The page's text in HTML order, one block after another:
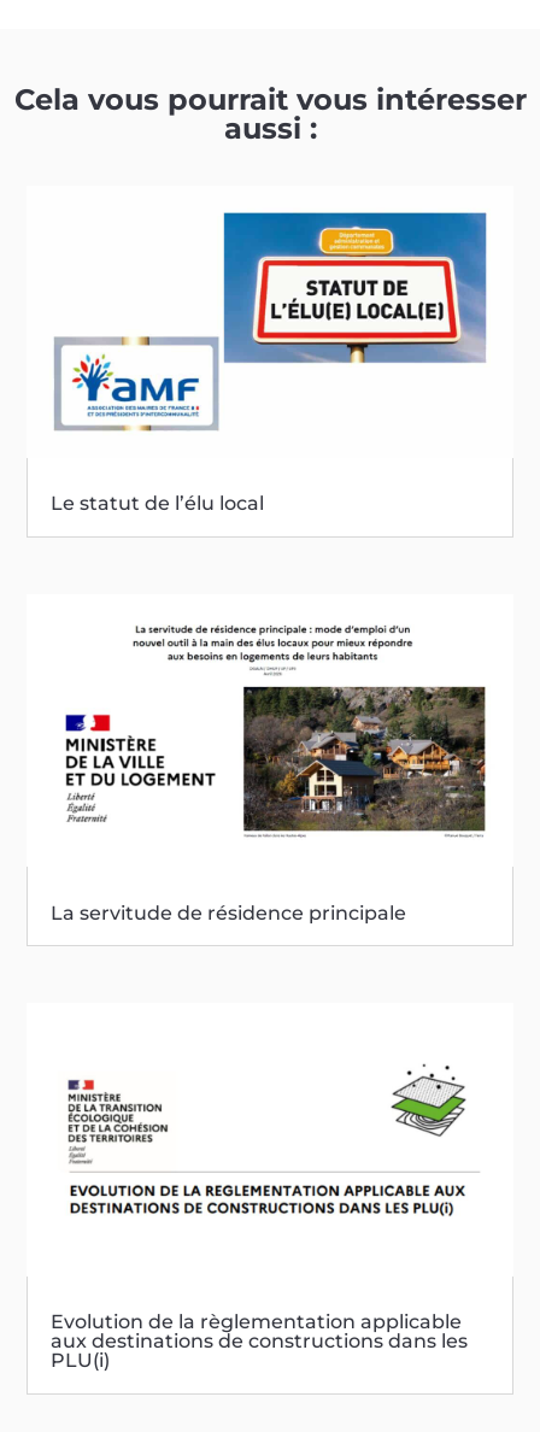
Cela vous pourrait vous intéresser
aussi :
Le statut de l’élu local
La servitude de résidence principale
Evolution de la règlementation applicable
aux destinations de constructions dans les
PLU(i)